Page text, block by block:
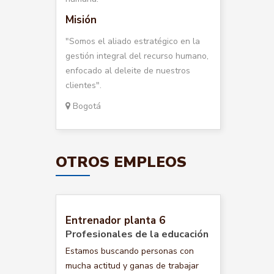
Misión
"Somos el aliado estratégico en la
gestión integral del recurso humano,
enfocado al deleite de nuestros
clientes".
Bogotá
OTROS EMPLEOS
Entrenador planta 6
Profesionales de la educación
Estamos buscando personas con
mucha actitud y ganas de trabajar